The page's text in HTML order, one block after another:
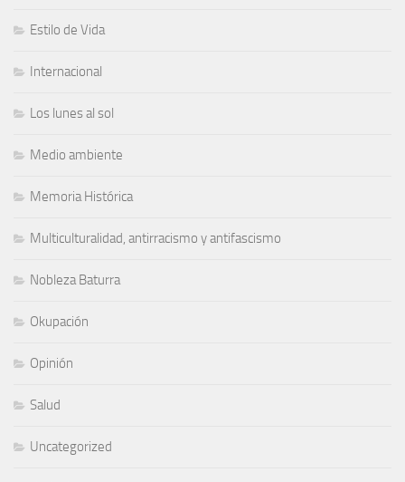
Estilo de Vida
Internacional
Los lunes al sol
Medio ambiente
Memoria Histórica
Multiculturalidad, antirracismo y antifascismo
Nobleza Baturra
Okupación
Opinión
Salud
Uncategorized